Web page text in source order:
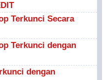
Terkunci Secara
Terkunci dengan
dengan